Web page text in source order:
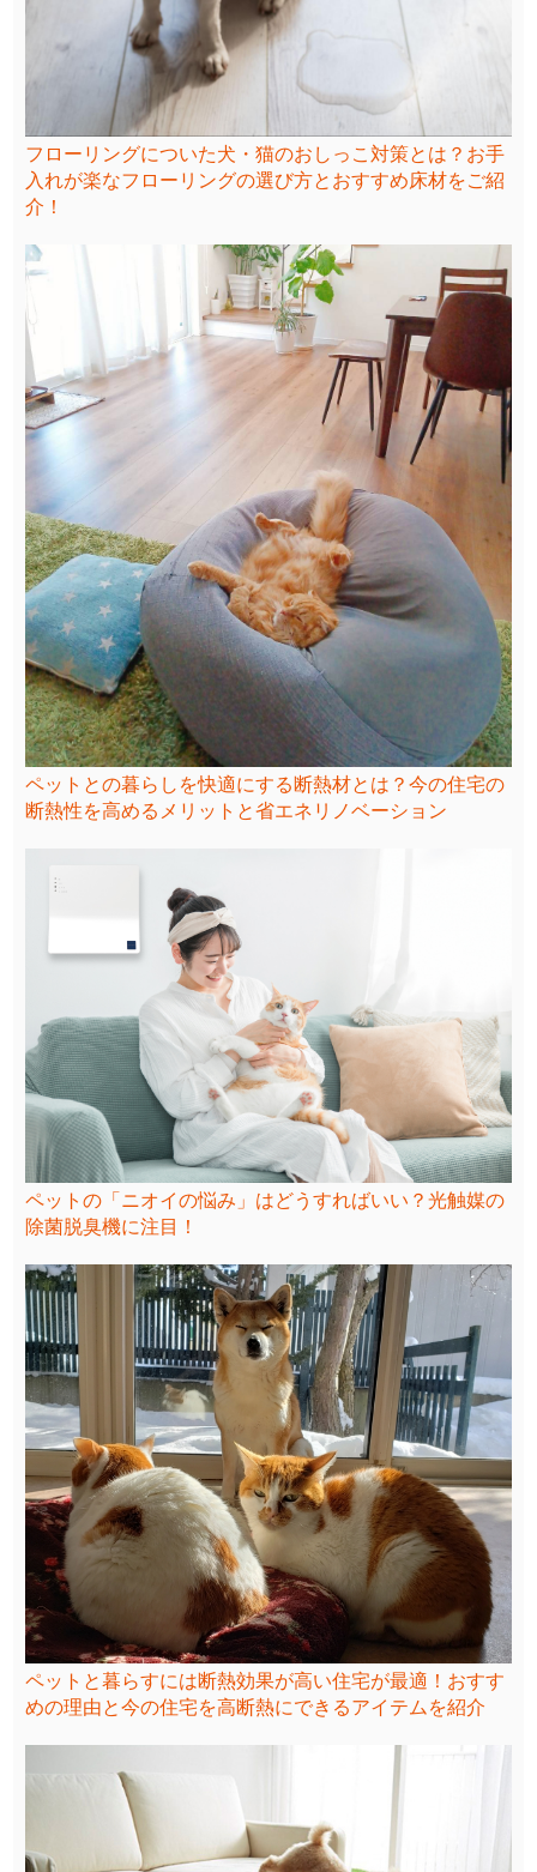
フローリングについた犬・猫のおしっこ対策とは？お手
入れが楽なフローリングの選び方とおすすめ床材をご紹
介！
ペットとの暮らしを快適にする断熱材とは？今の住宅の
断熱性を高めるメリットと省エネリノベーション
ペットの「ニオイの悩み」はどうすればいい？光触媒の
除菌脱臭機に注目！
ペットと暮らすには断熱効果が高い住宅が最適！おすす
めの理由と今の住宅を高断熱にできるアイテムを紹介